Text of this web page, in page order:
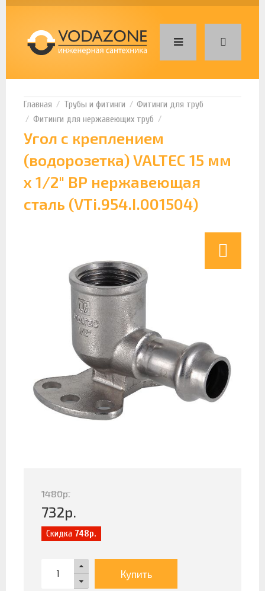
Трубы и фитинги
Фитинги для труб
Фитинги для нержавеющих труб
Угол с креплением
(водорозетка) VALTEC 15 мм
х 1/2" ВР нержавеющая
сталь (VTi.954.I.001504)
1480р.
732р.
Скидка 748р.
Купить